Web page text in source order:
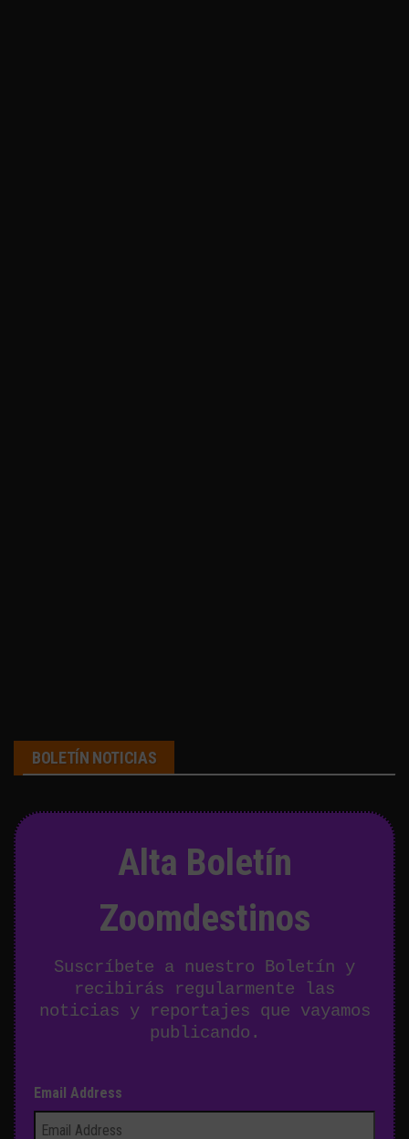
BOLETÍN NOTICIAS
Alta Boletín
Zoomdestinos
Suscríbete a nuestro Boletín y
recibirás regularmente las
noticias y reportajes que vayamos
publicando.
Email Address